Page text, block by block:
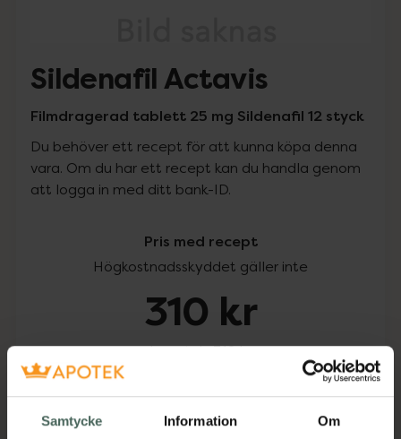
Samtycke Information Om
Sildenafil Actavis
Filmdragerad tablett 25 mg Sildenafil 12 styck
Du behöver ett recept för att kunna köpa denna
vara. Om du har ett recept kan du handla genom
att logga in med ditt bank-ID.
Pris med recept
Högkostnadsskyddet gäller inte
310 kr
I apotek:310 kr
Köp via ditt recept